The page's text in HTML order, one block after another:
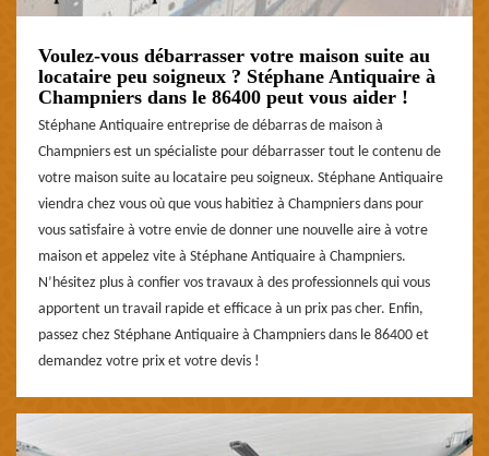
Voulez-vous débarrasser votre maison suite au
locataire peu soigneux ? Stéphane Antiquaire à
Champniers dans le 86400 peut vous aider !
Stéphane Antiquaire entreprise de débarras de maison à
Champniers est un spécialiste pour débarrasser tout le contenu de
votre maison suite au locataire peu soigneux. Stéphane Antiquaire
viendra chez vous où que vous habitiez à Champniers dans pour
vous satisfaire à votre envie de donner une nouvelle aire à votre
maison et appelez vite à Stéphane Antiquaire à Champniers.
N’hésitez plus à confier vos travaux à des professionnels qui vous
apportent un travail rapide et efficace à un prix pas cher. Enfin,
passez chez Stéphane Antiquaire à Champniers dans le 86400 et
demandez votre prix et votre devis !